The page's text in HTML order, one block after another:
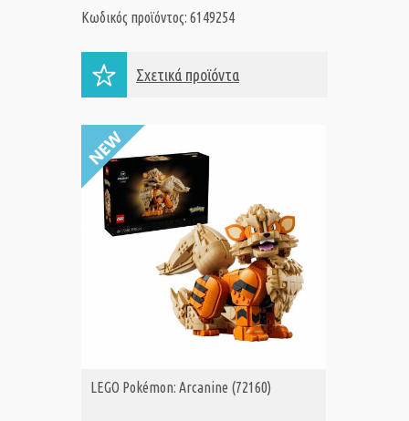
Κωδικός προϊόντος: 6149254
Σχετικά προϊόντα
ΑΓΟΡΑ
LEGO Pokémon: Arcanine (72160)